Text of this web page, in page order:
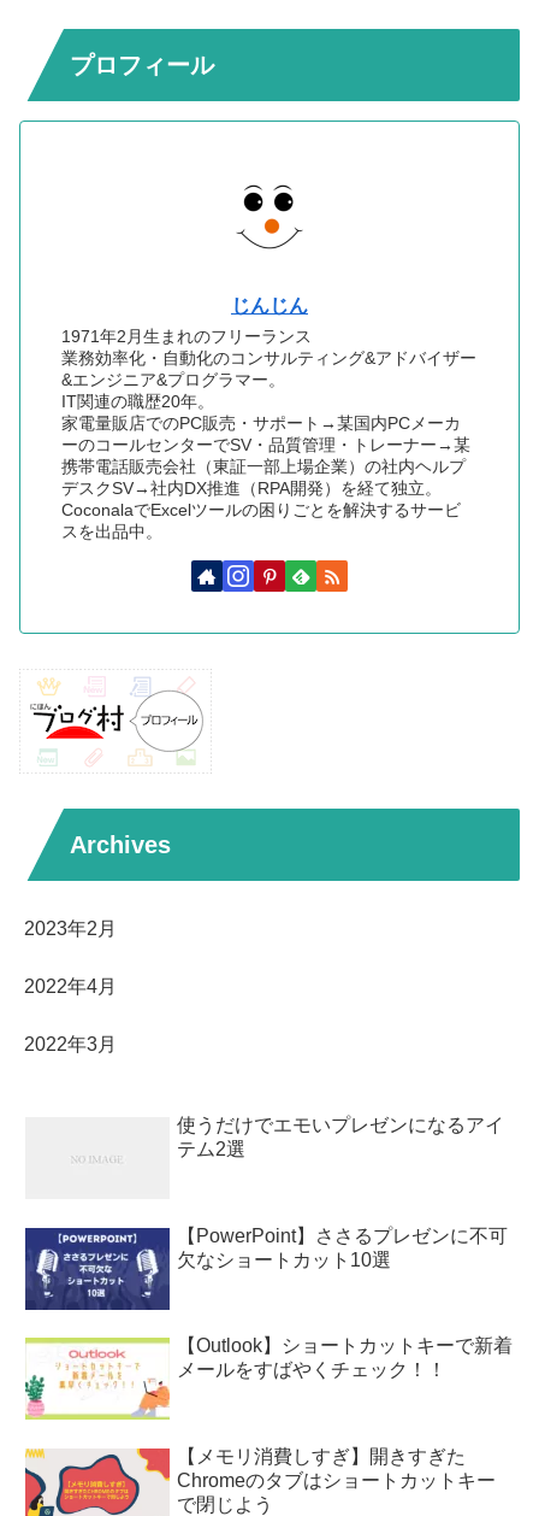
プロフィール
じんじん
1971年2月生まれのフリーランス
業務効率化・自動化のコンサルティング&アドバイザー
&エンジニア&プログラマー。
IT関連の職歴20年。
家電量販店でのPC販売・サポート→某国内PCメーカ
ーのコールセンターでSV・品質管理・トレーナー→某
携帯電話販売会社（東証一部上場企業）の社内ヘルプ
デスクSV→社内DX推進（RPA開発）を経て独立。
CoconalaでExcelツールの困りごとを解決するサービ
スを出品中。
Archives
2023年2月
2022年4月
2022年3月
使うだけでエモいプレゼンになるアイ
テム2選
【PowerPoint】ささるプレゼンに不可
欠なショートカット10選
【Outlook】ショートカットキーで新着
メールをすばやくチェック！！
【メモリ消費しすぎ】開きすぎた
Chromeのタブはショートカットキー
で閉じよう